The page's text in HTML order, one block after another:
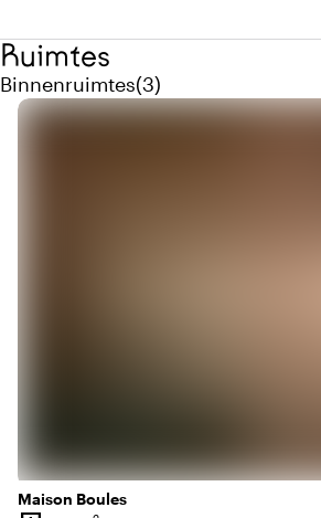
Ruimtes
Binnenruimtes
Aantal binnenruimtes: 3
(3)
Maison Boules